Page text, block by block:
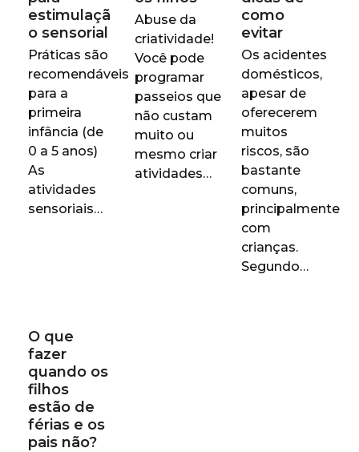
estimulaçã
o sensorial
Práticas são
recomendáveis
para a
primeira
infância (de
0 a 5 anos)
As
atividades
sensoriais…
Abuse da
criatividade!
Você pode
programar
passeios que
não custam
muito ou
mesmo criar
atividades…
como
evitar
Os acidentes
domésticos,
apesar de
oferecerem
muitos
riscos, são
bastante
comuns,
principalmente
com
crianças.
Segundo…
O que
fazer
quando os
filhos
estão de
férias e os
pais não?